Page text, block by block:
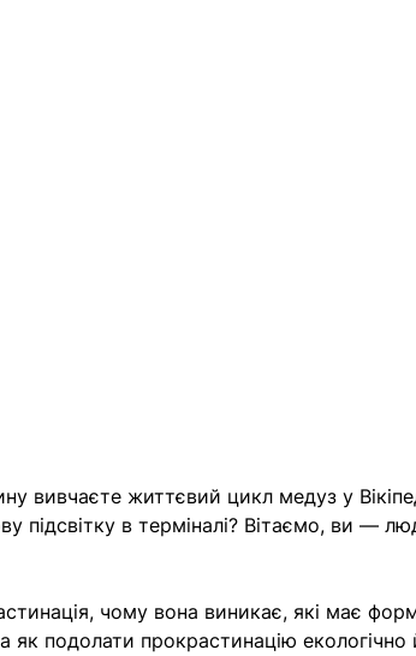
вивчаєте життєвий цикл медуз у
підсвітку в терміналі? Вітаємо, ви —
чому вона виникає, які має
подолати прокрастинацію екологічно